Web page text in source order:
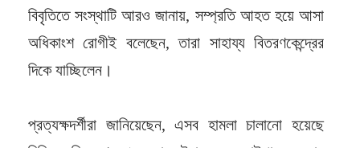
বিবৃতিতে সংস্থাটি আরও জানায়, সম্প্রতি আহত হয়ে আসা
অধিকাংশ রোগীই বলেছেন, তারা সাহায্য বিতরণকেন্দ্রের
দিকে যাচ্ছিলেন।
প্রত্যক্ষদর্শীরা জানিয়েছেন, এসব হামলা চালানো হয়েছে